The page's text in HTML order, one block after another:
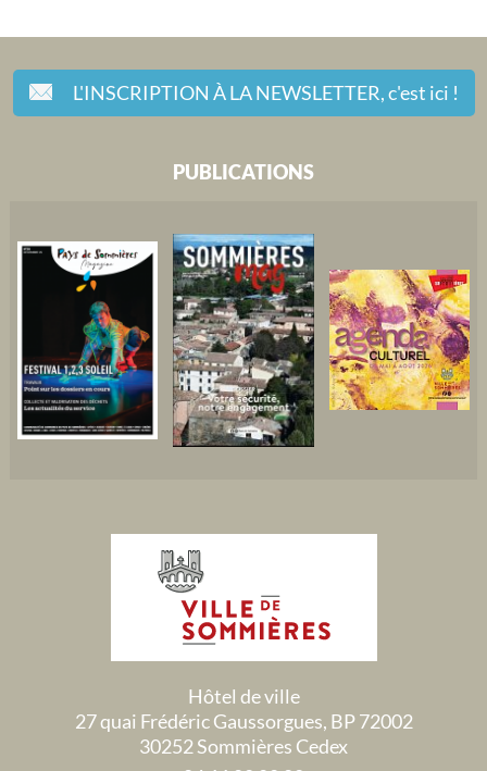
L'INSCRIPTION À LA NEWSLETTER,c'est ici !
PUBLICATIONS
Hôtel de ville
27 quai Frédéric Gaussorgues, BP 72002
30252 Sommières Cedex